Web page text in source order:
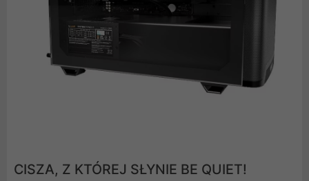
CISZA, Z KTÓREJ SŁYNIE BE QUIET!